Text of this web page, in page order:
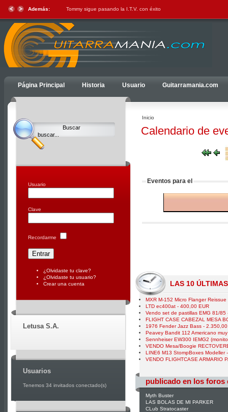
Además: Tommy sigue pasando la I.T.V. con éxito
Página Principal Historia Usuario Guitarramania.com
Usuario
Clave
Recordarme
¿Olvidaste tu clave?
¿Olvidaste tu usuario?
Crear una cuenta
Letusa S.A.
Usuarios
Tenemos 34 invitados conectado(s)
Clocks,
an
Joomla
product
Extensions
Joomla
Templates
Inicio
Calendario de
Eventos para el
LAS 10
MXR M-152 Micro Flanger
LTD ec400at - 400,00 EUR
Vendo set de pastillas EMG 81/85
FLIGHT CASE CABEZAL MESA
1976 Fender Jazz Bass - 2.350,00
Peavey Bandit 112 Americano
Sennheiser EW300 IEMG2
VENDO Mesa/Boogie
LINE6 M13 StompBoxes Modeller
VENDO FLIGHTCASE ARMARIO
publicado en los foros
Myth Buster
LAS BOLAS DE MI PARKER
CLub Stratocaster